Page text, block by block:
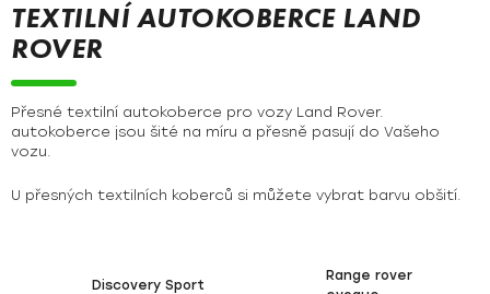
TEXTILNÍ AUTOKOBERCE LAND
ROVER
Přesné textilní autokoberce pro vozy Land Rover.
autokoberce jsou šité na míru a přesně pasují do Vašeho
vozu.
U přesných textilních koberců si můžete vybrat barvu obšití.
Discovery Sport
Range rover